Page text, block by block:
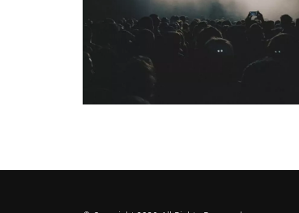
TMM : Dans cet EP, il y a cette
qui te tient à cœur de dénoncer.
: Oui, et pour le coup, il y
pense qu’il y a dans celle-ci de
ces choses là, donc je me suis